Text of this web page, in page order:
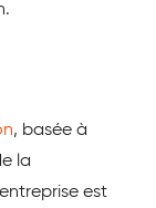
, basée à
la
est